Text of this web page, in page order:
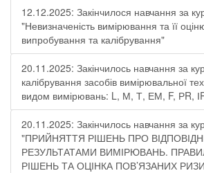
12.12.2025: Закінчилося навчання за
"Невизначеність вимірювання та її
випробування та калібрування"
20.11.2025: Закінчилось навчання за
калібрування засобів вимірювальної
видом вимірювань: L, М, Т, ЕМ, F, РR,
20.11.2025: Закінчилось навчання за
"ПРИЙНЯТТЯ РІШЕНЬ ПРО
РЕЗУЛЬТАТАМИ ВИМІРЮВАНЬ.
РІШЕНЬ ТА ОЦІНКА ПОВ’ЯЗАНИХ